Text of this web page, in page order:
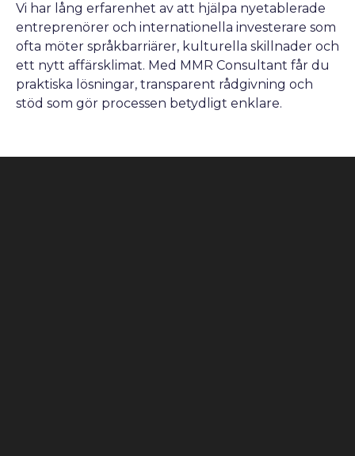
Vi har lång erfarenhet av att hjälpa nyetablerade
entreprenörer och internationella investerare som
ofta möter språkbarriärer, kulturella skillnader och
ett nytt affärsklimat. Med MMR Consultant får du
praktiska lösningar, transparent rådgivning och
stöd som gör processen betydligt enklare.